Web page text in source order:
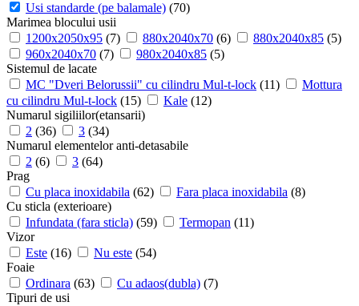
Usi standarde (pe balamale) (70)
Marimea blocului usii
1200х2050х95 (7) 880x2040x70 (6) 880x2040x85 (5)
960x2040x70 (7) 980x2040x85 (5)
Sistemul de lacate
MC "Dveri Belorussii" cu cilindru Mul-t-lock (11)
Mottura
cu cilindru Mul-t-lock (15) Kale (12)
Numarul sigiliilor(etansarii)
2 (36) 3 (34)
Numarul elementelor anti-detasabile
2 (6) 3 (64)
Prag
Cu placa inoxidabila (62) Fara placa inoxidabila (8)
Cu sticla (exterioare)
Infundata (fara sticla) (59) Termopan (11)
Vizor
Este (16) Nu este (54)
Foaie
Ordinara (63) Cu adaos(dubla) (7)
Tipuri de usi